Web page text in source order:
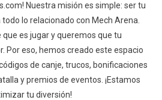
Nuestra misión es simple: ser tu
lo relacionado con Mech Arena.
es jugar y queremos que tu
Por eso, hemos creado este espacio
de canje, trucos, bonificaciones
y premios de eventos. ¡Estamos
tu diversión!